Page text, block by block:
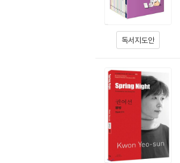
독서지도안